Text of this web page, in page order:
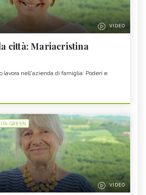
VIDEO
città: Mariacristina
lavora nell'azienda di famiglia: Poderi e
GREEN
VIDEO